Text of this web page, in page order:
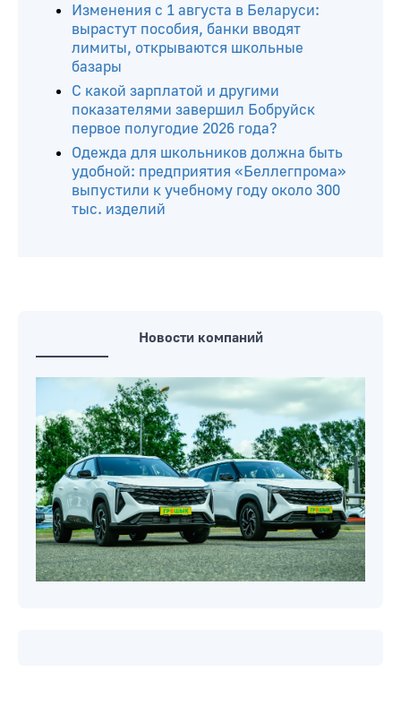
Изменения с 1 августа в Беларуси:
вырастут пособия, банки вводят
лимиты, открываются школьные
базары
С какой зарплатой и другими
показателями завершил Бобруйск
первое полугодие 2026 года?
Одежда для школьников должна быть
удобной: предприятия «Беллегпрома»
выпустили к учебному году около 300
тыс. изделий
Новости компаний